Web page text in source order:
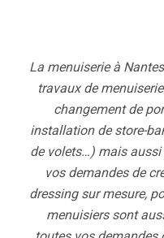
La menuiserie à
travaux de
changement de
installation de store-
de volets…) mais aussi
vos demandes de
dressing sur mesure,
menuisiers sont